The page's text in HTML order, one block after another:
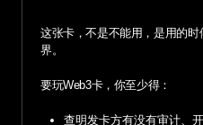
这张卡，不是不能用，是用的
界。
要玩Web3卡，你至少得：
查明发卡方有没有审计、